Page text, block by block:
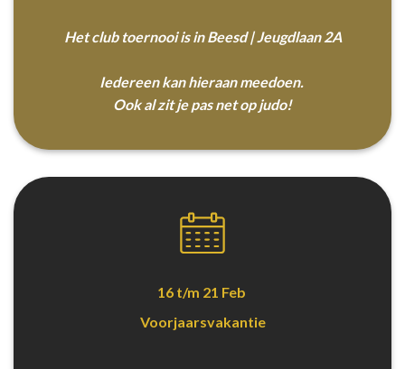
Het club toernooi is in Beesd | Jeugdlaan 2A
Iedereen kan hieraan meedoen.
Ook al zit je pas net op judo!
16 t/m 21 Feb
Voorjaarsvakantie